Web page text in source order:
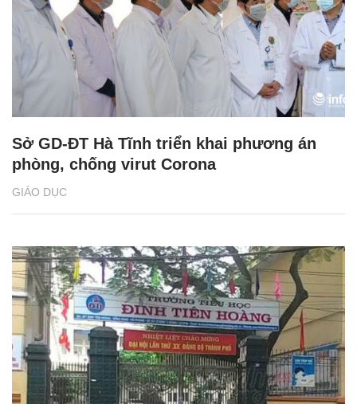
GIÁO DỤC
Sở GD-ĐT Hà Tĩnh triển khai phương án
phòng, chống virut Corona